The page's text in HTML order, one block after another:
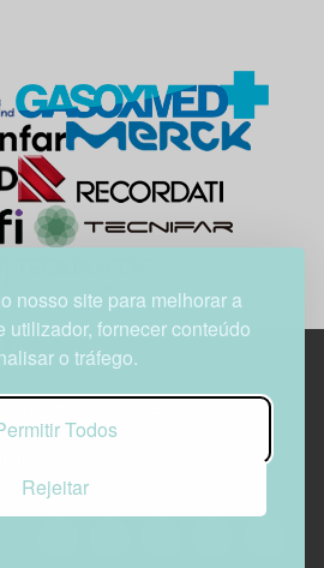
nosso site para melhorar a
utilizador, fornecer conteúdo
o tráfego.
Todos
Rejeitar
Infante D. Henrique, n.º 333H, esc.